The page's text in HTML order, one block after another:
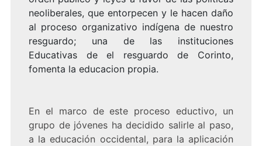
neoliberales, que entorpecen y le hacen daño
al proceso organizativo indígena de nuestro
resguardo; una de las instituciones
Educativas de el resguardo de Corinto,
fomenta la educacion propia.
En el marco de este proceso eductivo, un
grupo de jóvenes ha decidido salirle al paso,
a la educación occidental, para la aplicación